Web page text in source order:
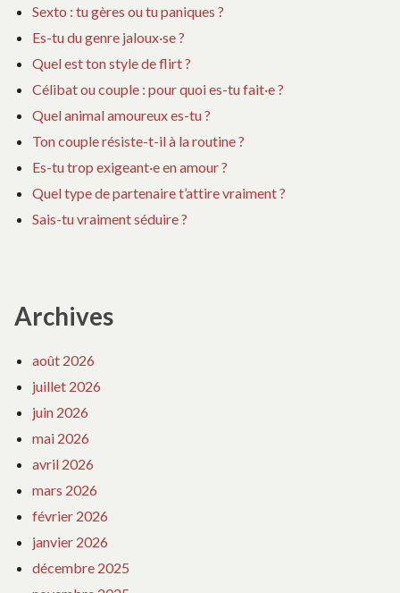
Sexto : tu gères ou tu paniques ?
Es-tu du genre jaloux·se ?
Quel est ton style de flirt ?
Célibat ou couple : pour quoi es-tu fait·e ?
Quel animal amoureux es-tu ?
Ton couple résiste-t-il à la routine ?
Es-tu trop exigeant·e en amour ?
Quel type de partenaire t’attire vraiment ?
Sais-tu vraiment séduire ?
Archives
août 2026
juillet 2026
juin 2026
mai 2026
avril 2026
mars 2026
février 2026
janvier 2026
décembre 2025